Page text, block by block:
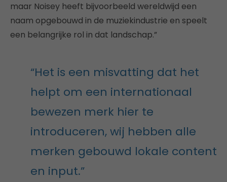
maar Noisey heeft bijvoorbeeld wereldwijd een
naam opgebouwd in de muziekindustrie en speelt
een belangrijke rol in dat landschap.”
“Het is een misvatting dat het
helpt om een internationaal
bewezen merk hier te
introduceren, wij hebben alle
merken gebouwd lokale content
en input.”